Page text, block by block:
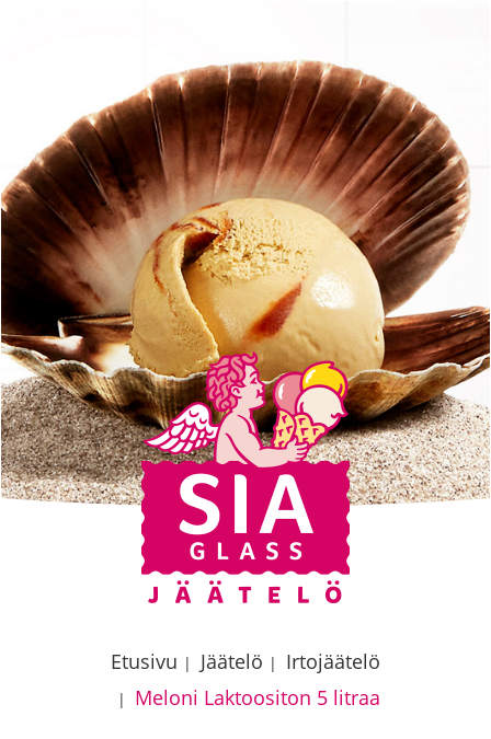
Etusivu | Jäätelö | Irtojäätelö
| Meloni Laktoositon 5 litraa